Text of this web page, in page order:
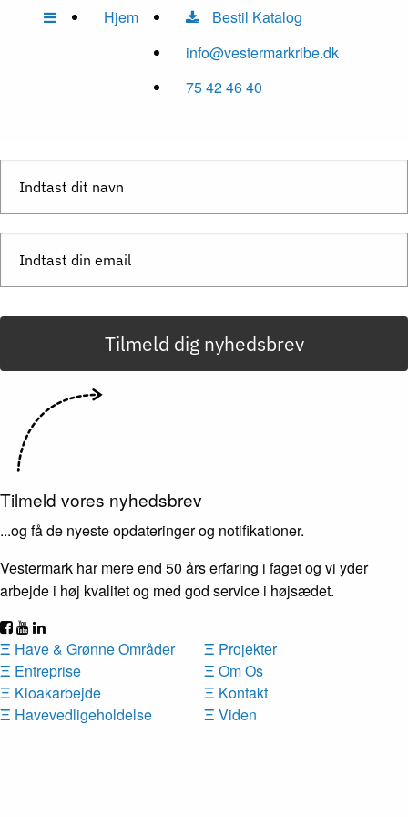
Hjem
Bestil Katalog
info@vestermarkribe.dk
75 42 46 40
Tilmeld dig nyhedsbrev
Tilmeld vores nyhedsbrev
...og få de nyeste opdateringer og notifikationer.
Vestermark har mere end 50 års erfaring i faget og vi yder
arbejde i høj kvalitet og med god service i højsædet.
Ξ Have & Grønne Områder
Ξ Entreprise
Ξ Kloakarbejde
Ξ Havevedligeholdelse
Ξ Projekter
Ξ Om Os
Ξ Kontakt
Ξ Viden